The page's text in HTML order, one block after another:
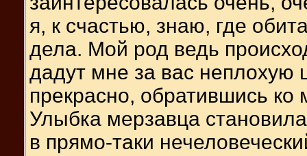
я, к счастью, знаю, где
дела. Мой род ведь
дадут мне за вас неплохую
прекрасно, обратившись ко
Улыбка мерзавца
в прямо-таки